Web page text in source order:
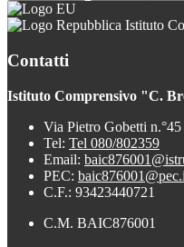
Istituto
Contatti
Istituto Comprensivo "C.
Via Pietro Gobetti
Tel: Tel 080/802359
Email:
PEC:
C.F.: 93423440721
C.M. BAIC876001